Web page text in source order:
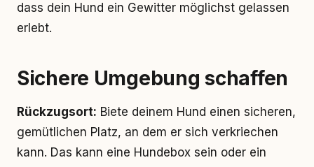
dass dein Hund ein Gewitter möglichst gelassen
erlebt.
Sichere Umgebung schaffen
Rückzugsort: Biete deinem Hund einen sicheren,
gemütlichen Platz, an dem er sich verkriechen
kann. Das kann eine Hundebox sein oder ein